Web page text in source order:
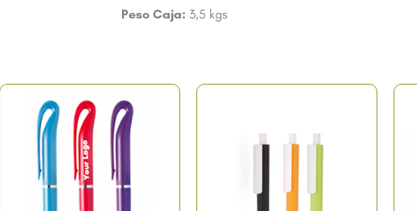
Peso Caja: 3,5 kgs